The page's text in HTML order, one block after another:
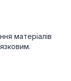
матеріалів